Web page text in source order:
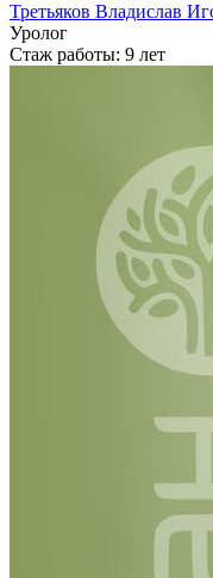
Третьяков Владислав
Уролог
Стаж работы: 9 лет